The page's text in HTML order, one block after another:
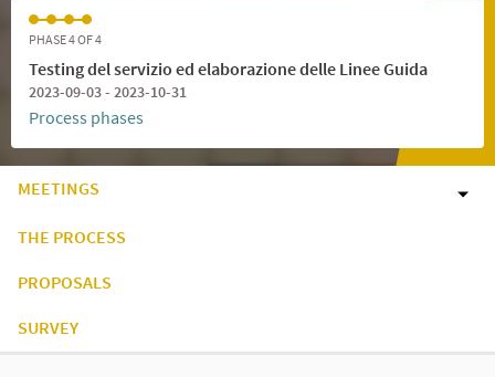
PHASE 4 OF 4
Testing del servizio ed elaborazione delle Linee Guida
2023-09-03 - 2023-10-31
Process phases
MEETINGS
THE PROCESS
PROPOSALS
SURVEY